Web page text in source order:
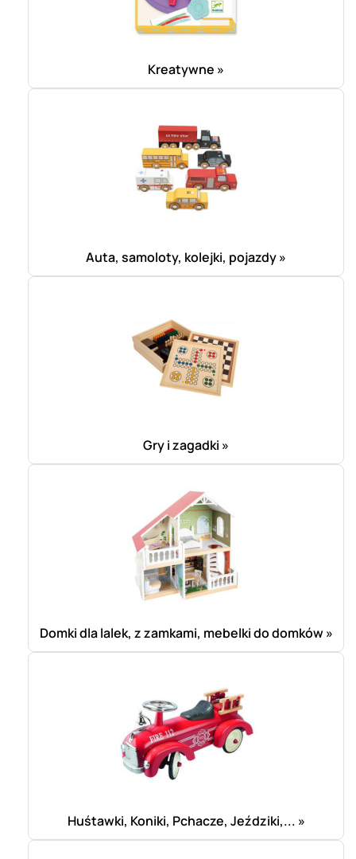
Kreatywne »
Auta, samoloty, kolejki, pojazdy »
Gry i zagadki »
Domki dla lalek, z zamkami, mebelki do domków »
Huśtawki, Koniki, Pchacze, Jeździki,... »